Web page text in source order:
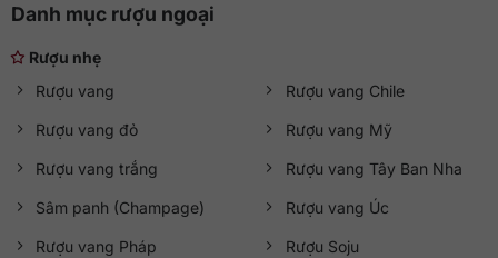
Danh mục rượu ngoại
Rượu nhẹ
Rượu vang
Rượu vang đỏ
Rượu vang trắng
Sâm panh (Champage)
Rượu vang Pháp
Rượu vang Chile
Rượu vang Mỹ
Rượu vang Tây Ban Nha
Rượu vang Úc
Rượu Soju